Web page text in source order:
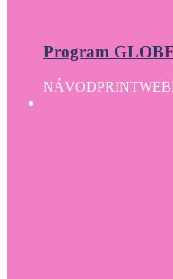
Program
NÁVODPRINT